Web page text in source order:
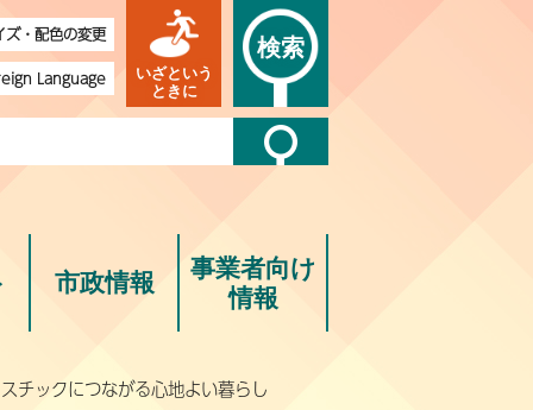
ズ・配色の変更
Language
いざという
ときに
検索
市政情報
事業者向け
情報
チックにつながる心地よい暮らし